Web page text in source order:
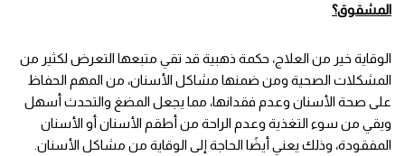
المشقوق؟
الوقاية خير من العلاج، حكمة ذهبية قد تقي متبعها التعرض لكثير من
المشكلات الصحية ومن ضمنها مشاكل الأسنان، من المهم الحفاظ
على صحة الأسنان وعدم فقدانها، مما يجعل المضغ والتحدث أسهل
ويقي من سوء التغذية وعدم الراحة من أطقم الأسنان أو الأسنان
المفقودة، وذلك يعني أيضًا الحاجة إلى الوقاية من مشاكل الأسنان.